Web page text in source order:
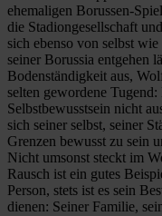
ehemaligen Borussen-
die Stadiongesellschaft
sich ebenso von selbst
seiner Borussia entgehen
Bodenständigkeit aus,
selten gewordene
Selbstbewusstsein nicht
sich seiner selbst, seiner
Grenzen bewusst zu sein
Nicht umsonst steckt im
Rausch ist ein gutes
Person, stets ist es sein
dienen: Seiner Familie,